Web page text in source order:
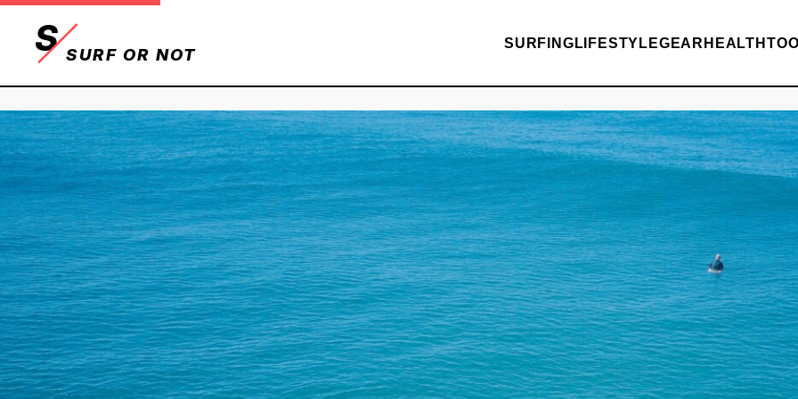
SURF OR NOT
S SURFING LIFESTYLEGEAR HEALTH